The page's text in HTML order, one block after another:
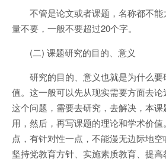
不管是论文或者课题，名称都不
量不要，一般不要超过20个字。
(二) 课题研究的目的、意义
研究的目的、意义也就是为什么
值。这一般可以先从现实需要方面去
这个问题，需要去研究，去解决，本
用，然后，再写课题的理论和学术价
点，有针对性一点，不能漫无边际地
坚持党教育方针、实施素质教育、提